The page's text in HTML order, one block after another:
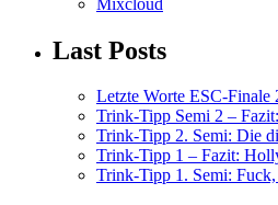
Last Posts
Letzte Worte ESC-Finale
Trink-Tipp Semi 2 –
Trink-Tipp 2. Semi: Die
Trink-Tipp 1 – Fazit:
Trink-Tipp 1. Semi: